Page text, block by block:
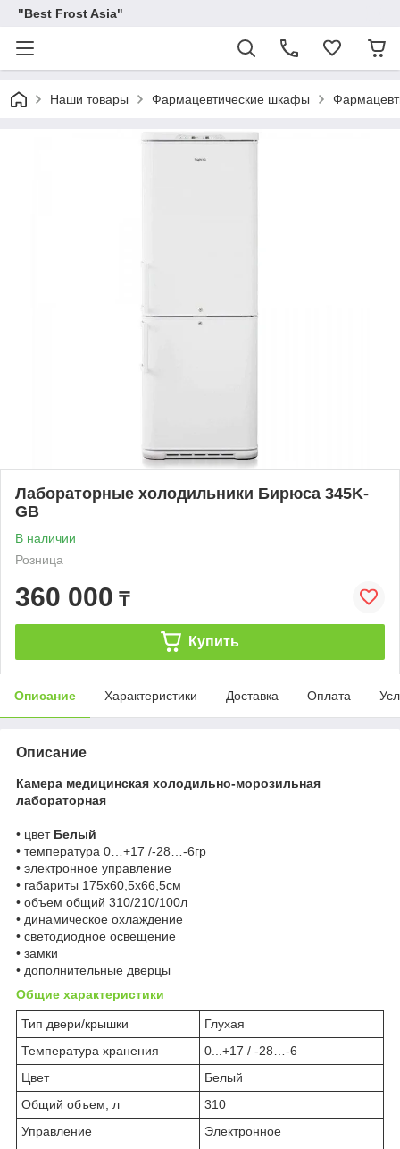
"Best Frost Asia"
Наши товары Фармацевтические шкафы
Лабораторные холодильники Бирюса 345K-
GB
В наличии
Розница
360 000 ₸
Купить
Описание Характеристики Доставка Оплата
Описание
Камера медицинская холодильно-морозильная
лабораторная
• цвет Белый
• температура 0…+17 /-28…-6гр
• электронное управление
• габариты 175x60,5x66,5см
• объем общий 310/210/100л
• динамическое охлаждение
• светодиодное освещение
• замки
• дополнительные дверцы
Общие характеристики
Тип двери/крышки
Глухая
Температура хранения
0...+17 / -28…-6
Цвет
Белый
Общий объем, л
310
Управление
Электронное